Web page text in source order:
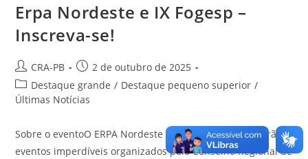
Erpa Nordeste e IX Fogesp –
Inscreva-se!
Autor
do
post:
CRA-PB
Post
publicado:
2 de outubro de 2025
Categoria
do
Destaque grande / Destaque pequeno superior /
Últimas Notícias
Sobre o eventoO ERPA Nordeste 2025 e o IX FOGESP serão
eventos imperdíveis organizados pelo Conselho Regional de